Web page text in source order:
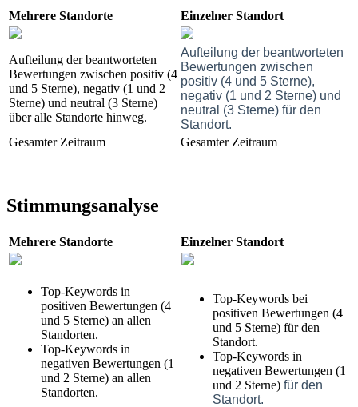
Mehrere Standorte Einzelner Standort
Aufteilung der beantworteten
Bewertungen zwischen positiv (4
und 5 Sterne), negativ (1 und 2
Sterne) und neutral (3 Sterne)
über alle Standorte hinweg.
Aufteilung der beantworteten
Bewertungen zwischen
positiv (4 und 5 Sterne),
negativ (1 und 2 Sterne) und
neutral (3 Sterne) für den
Standort.
Gesamter Zeitraum
Gesamter Zeitraum
Stimmungsanalyse
Mehrere Standorte Einzelner Standort
Top-Keywords in
positiven Bewertungen (4
und 5 Sterne) an allen
Standorten.
Top-Keywords in
negativen Bewertungen (1
und 2 Sterne) an allen
Standorten.
Top-Keywords bei
positiven Bewertungen (4
und 5 Sterne) für den
Standort.
Top-Keywords in
negativen Bewertungen (1
und 2 Sterne) für den
Standort.